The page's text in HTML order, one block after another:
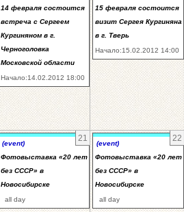
14 февраля состоится
встреча с Сергеем
Кургиняном в г.
Черноголовка
Московской области
Начало:14.02.2012 18:00
15 февраля состоится
визит Сергея Кургиняна
в г. Тверь
Начало:15.02.2012 14:00
21
(event)
Фотовыставка «20 лет
без СССР» в
Новосибирске
all day
22
(event)
Фотовыставка «20 лет
без СССР» в
Новосибирске
all day